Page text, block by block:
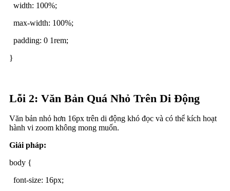
width: 100%;
max-width: 100%;
padding: 0 1rem;
}
Lỗi 2: Văn Bản Quá Nhỏ Trên Di Động
Văn bản nhỏ hơn 16px trên di động khó đọc và có thể kích hoạt
hành vi zoom không mong muốn.
Giải pháp:
body {
font-size: 16px;